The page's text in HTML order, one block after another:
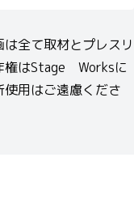
全て取材とプレスリ
権はStage Worksに
用はご遠慮くださ